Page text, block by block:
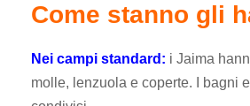
Come stanno gli
Nei campi standard: i Jaima
molle, lenzuola e coperte. I bagni